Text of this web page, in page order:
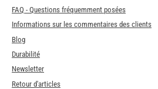
FAQ - Questions fréquemment posées
Informations sur les commentaires des clients
Blog
Durabilité
Newsletter
Retour d'articles